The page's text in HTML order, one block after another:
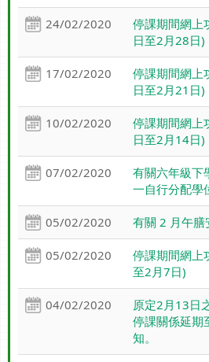
24/02/2020
停課期間網上
日至2月28日)
17/02/2020
停課期間網上
日至2月21日)
10/02/2020
停課期間網上
日至2月14日)
07/02/2020
有關六年級下
一自行分配學
05/02/2020 有關 2 月午膳
05/02/2020
停課期間網上
至2月7日)
04/02/2020
原定2月13日
停課關係延期
知。